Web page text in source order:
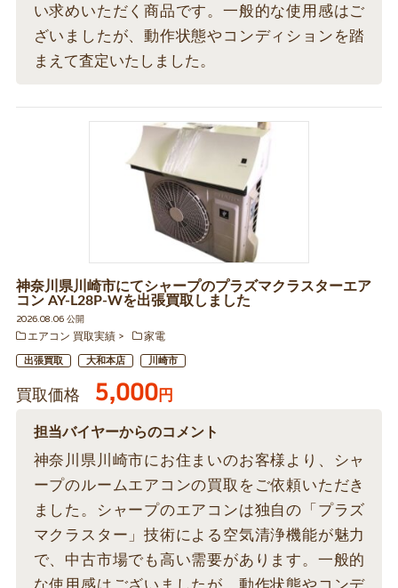
い求めいただく商品です。一般的な使用感はご
ざいましたが、動作状態やコンディションを踏
まえて査定いたしました。
神奈川県川崎市にてシャープのプラズマクラスターエア
コン AY-L28P-Wを出張買取しました
2026.08.06 公開
エアコン 買取実績
家電
出張買取 大和本店 川崎市
買取価格 5,000円
担当バイヤーからのコメント
神奈川県川崎市にお住まいのお客様より、シャ
ープのルームエアコンの買取をご依頼いただき
ました。シャープのエアコンは独自の「プラズ
マクラスター」技術による空気清浄機能が魅力
で、中古市場でも高い需要があります。一般的
な使用感はございましたが、動作状態やコンデ